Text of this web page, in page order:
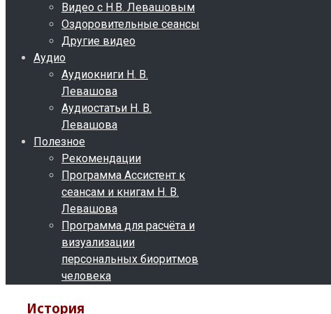
Видео с Н.В. Левашовым
Оздоровительные сеансы
Другие видео
Аудио
Аудиокниги Н. В.
Левашова
Аудиостатьи Н. В.
Левашова
Полезное
Рекомендации
Программа Ассистент к
сеансам и книгам Н. В.
Левашова
Программа для расчёта и
визуализации
персональных биоритмов
человека
История